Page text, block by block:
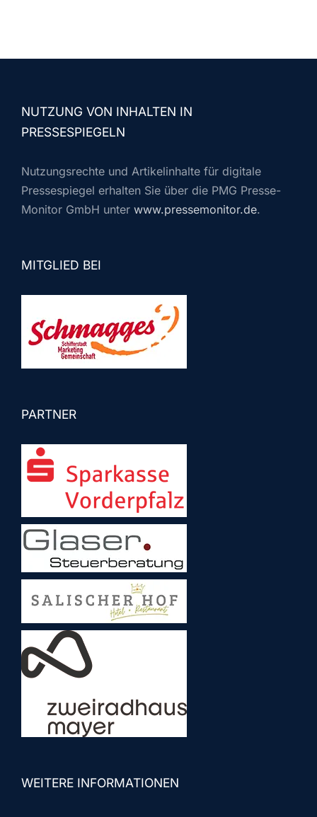
NUTZUNG VON INHALTEN IN
PRESSESPIEGELN
Nutzungsrechte und Artikelinhalte für digitale
Pressespiegel erhalten Sie über die PMG Presse-
Monitor GmbH unter www.pressemonitor.de.
MITGLIED BEI
PARTNER
WEITERE INFORMATIONEN